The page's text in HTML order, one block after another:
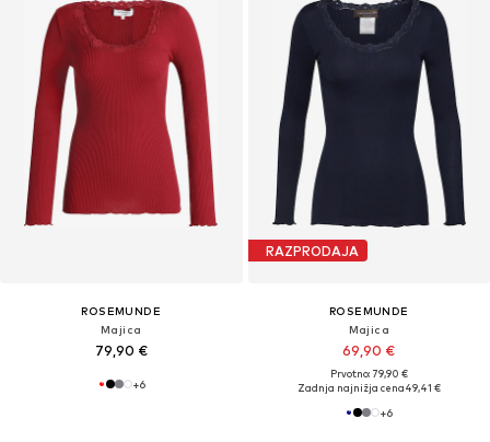
ROSEMUNDE
Majica
79,90 €
+6
RAZPRODAJA
ROSEMUNDE
Majica
69,90 €
Prvotno: 79,90 €
Zadnja najnižja cena49,41 €
+6